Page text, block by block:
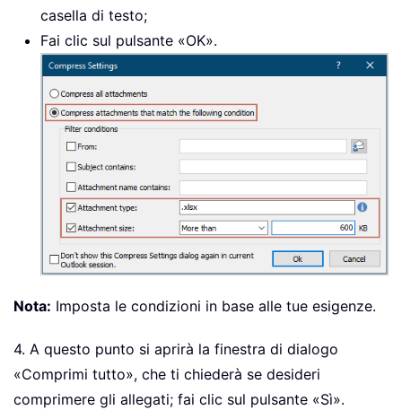
casella di testo;
Fai clic sul pulsante «OK».
Nota: Imposta le condizioni in base alle tue esigenze.
4. A questo punto si aprirà la finestra di dialogo
«Comprimi tutto», che ti chiederà se desideri
comprimere gli allegati; fai clic sul pulsante «Sì».